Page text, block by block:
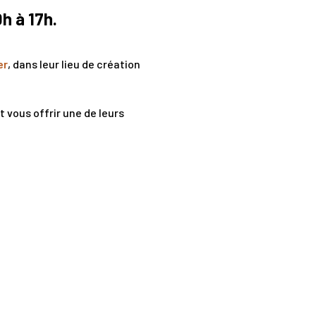
à 17h.
, dans leur lieu de création
vous offrir une de leurs